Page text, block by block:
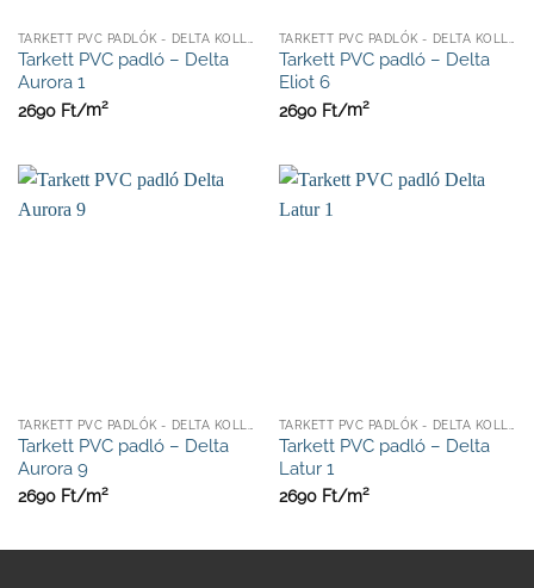
Tarkett PVC padló – Delta
Aurora 1
2690 Ft/m2
Tarkett PVC padló – Delta
Eliot 6
2690 Ft/m2
Tarkett PVC padló – Delta
Aurora 9
2690 Ft/m2
Tarkett PVC padló – Delta
Latur 1
2690 Ft/m2